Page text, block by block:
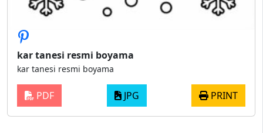
kar tanesi resmi boyama
kar tanesi resmi boyama
PDF JPG PRINT